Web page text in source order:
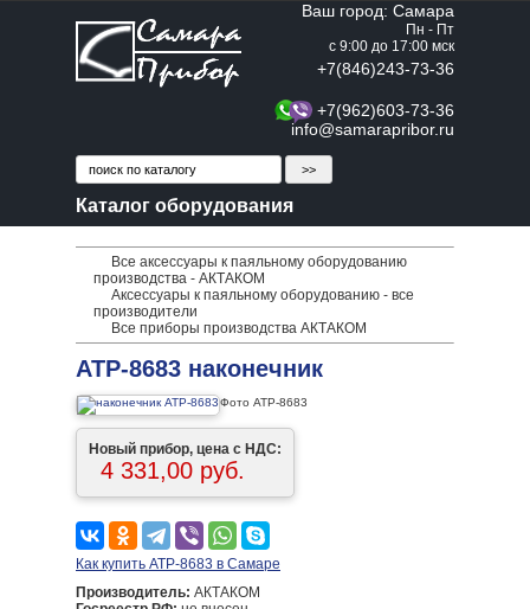
Ваш город: Самара
Пн - Пт
с 9:00 до 17:00 мск
+7(846)243-73-36
+7(962)603-73-36
info@samarapribor.ru
Каталог оборудования
Все аксессуары к паяльному оборудованию
производства - АКТАКОМ
Аксессуары к паяльному оборудованию - все
производители
Все приборы производства АКТАКОМ
АТР-8683 наконечник
Фото АТР-8683
Новый прибор, цена с НДС:
4 331,00 руб.
Как купить АТР-8683 в Самаре
Производитель: АКТАКОМ